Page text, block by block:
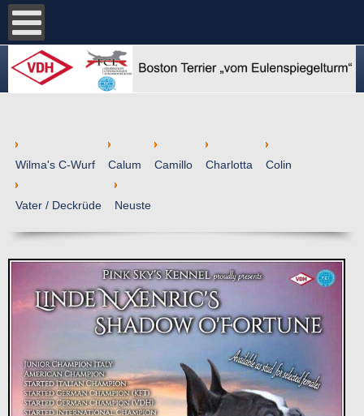
Wilma's C-Wurf Calum Camillo Charlotta Colin
Vater / Deckrüde Neuste